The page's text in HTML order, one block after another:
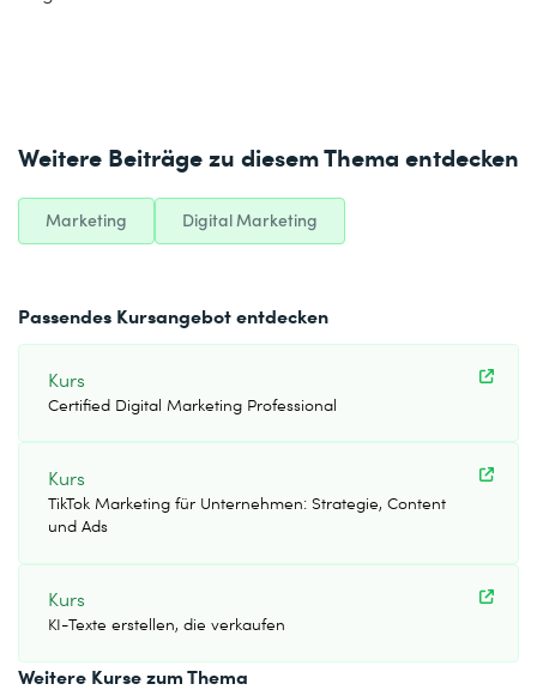
Weitere Beiträge zu diesem Thema entdecken
Marketing Digital Marketing
Passendes Kursangebot entdecken
Kurs
Certified Digital Marketing Professional
Kurs
TikTok Marketing für Unternehmen: Strategie, Content
und Ads
Kurs
KI-Texte erstellen, die verkaufen
Weitere Kurse zum Thema